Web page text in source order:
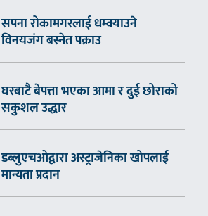
सपना रोकामगरलाई धम्क्याउने
विनयजंग बस्नेत पक्राउ
घरबाटै बेपत्ता भएका आमा र दुई छोराको
सकुशल उद्धार
डब्लुएचओद्वारा अस्ट्राजेनिका खोपलाई
मान्यता प्रदान